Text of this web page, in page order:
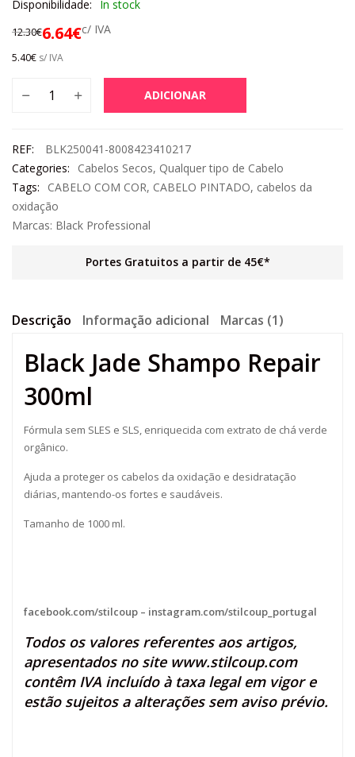
Disponibilidade: In stock
12.30€6.64€c/ IVA
5.40€ s/ IVA
ADICIONAR
REF:
BLK250041-8008423410217
Categories:
Cabelos Secos, Qualquer tipo de Cabelo
Tags:
CABELO COM COR, CABELO PINTADO, cabelos da
oxidação
Marcas: Black Professional
Portes Gratuitos a partir de 45€*
Descrição Informação adicional Marcas (1)
Black Jade Shampo Repair
300ml
Fórmula sem SLES e SLS, enriquecida com extrato de chá verde
orgânico.
Ajuda a proteger os cabelos da oxidação e desidratação
diárias, mantendo-os fortes e saudáveis.
Tamanho de 1000 ml.
facebook.com/stilcoup – instagram.com/stilcoup_portugal
Todos os valores referentes aos artigos,
apresentados no site www.stilcoup.com
contêm IVA incluído à taxa legal em vigor e
estão sujeitos a alterações sem aviso prévio.